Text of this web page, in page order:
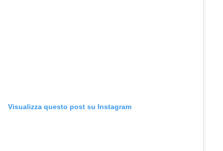
Visualizza questo post su Instagram